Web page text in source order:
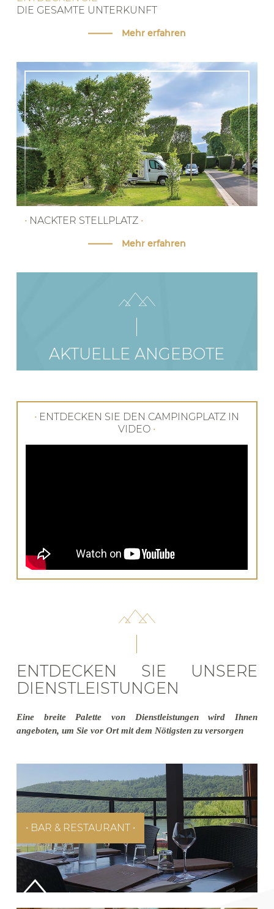
DIE GESAMTE UNTERKUNFT
Mehr erfahren
• NACKTER STELLPLATZ •
Mehr erfahren
AKTUELLE ANGEBOTE
• ENTDECKEN SIE DEN CAMPINGPLATZ IN
VIDEO •
ENTDECKEN SIE UNSERE
DIENSTLEISTUNGEN
Eine breite Palette von Dienstleistungen wird Ihnen
angeboten, um Sie vor Ort mit dem Nötigsten zu versorgen
• BAR & RESTAURANT •